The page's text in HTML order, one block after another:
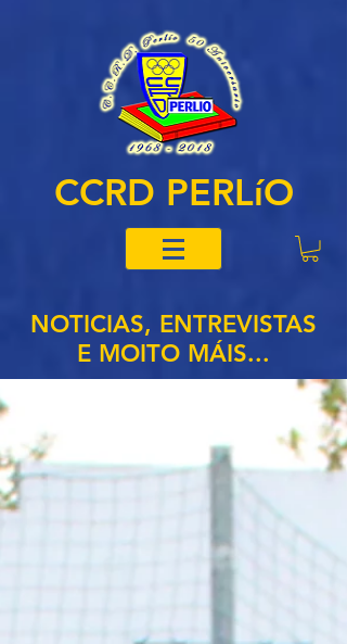
CCRD PERLíO
NOTICIAS, ENTREVISTAS
E MOITO MÁIS...